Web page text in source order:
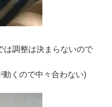
は調整は決まらないので
くので中々合わない)